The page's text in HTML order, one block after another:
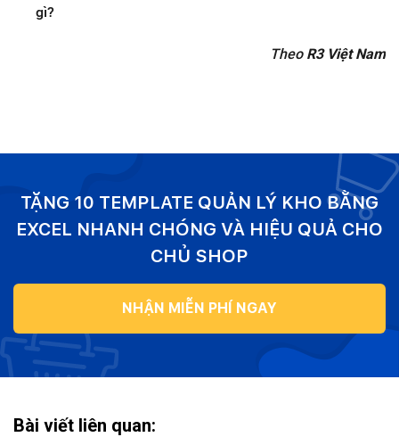
gì?
Theo R3 Việt Nam
TẶNG 10 TEMPLATE QUẢN LÝ KHO BẰNG
EXCEL NHANH CHÓNG VÀ HIỆU QUẢ CHO
CHỦ SHOP
NHẬN MIỄN PHÍ NGAY
Bài viết liên quan: